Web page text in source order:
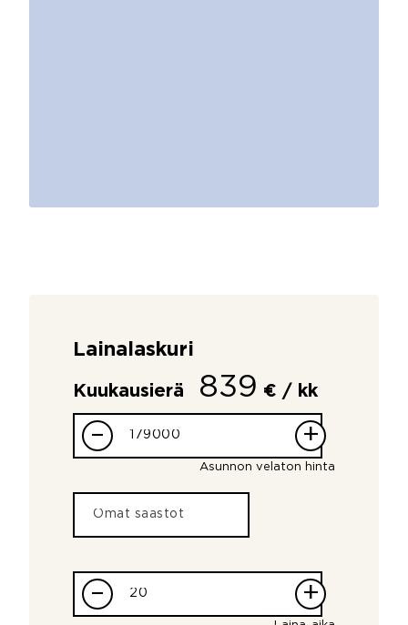
Lainalaskuri
Kuukausierä 839 € / kk
– +
Asunnon velaton hinta
– +